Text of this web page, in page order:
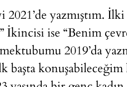
yazmıştım. İlki
İkincisi ise “Benim
2019’da
başta